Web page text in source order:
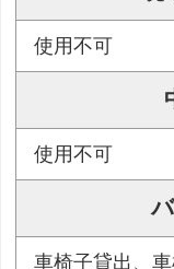
使用不可
使用不可
車椅子貸出、